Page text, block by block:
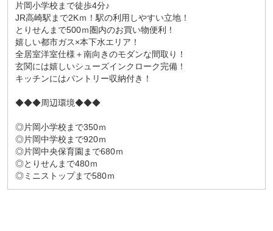
片岡小学校まで徒歩4分♪
JR高崎駅まで2Kｍ！駅の利用しやすい立地！
とりせんまで500ｍ圏内のお買い物便利！
嬉しい都市ガス×本下水エリア！
全居室洋室仕様＋南向きのモダンな間取り！
玄関には嬉しいシューズインクローク完備！
キッチンにはパントリー収納付き！
◆◆◆周辺環境◆◆◆
◎片岡小学校まで350ｍ
◎片岡中学校まで920ｍ
◎片岡中央保育園まで680ｍ
◎とりせんまで480ｍ
◎ミニストップまで580ｍ